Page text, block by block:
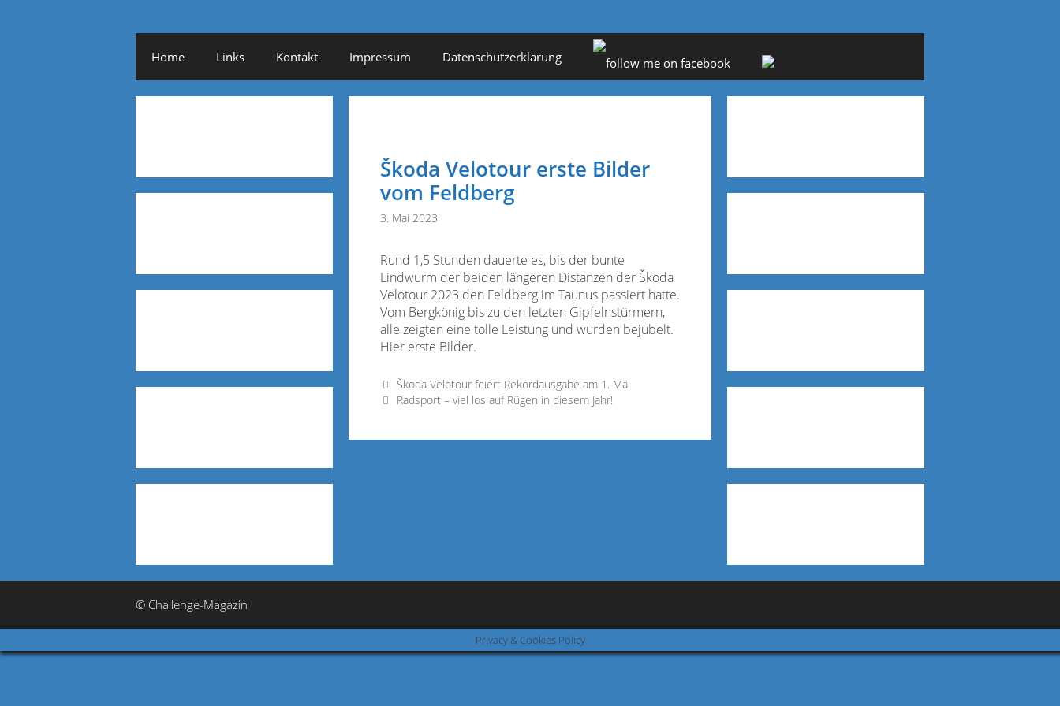
Home Links Kontakt Impressum Datenschutzerklärung
Škoda Velotour erste Bilder
vom Feldberg
3. Mai 2023
Rund 1,5 Stunden dauerte es, bis der bunte
Lindwurm der beiden längeren Distanzen der Škoda
Velotour 2023 den Feldberg im Taunus passiert hatte.
Vom Bergkönig bis zu den letzten Gipfelnstürmern,
alle zeigten eine tolle Leistung und wurden bejubelt.
Hier erste Bilder.
Škoda Velotour feiert Rekordausgabe am 1. Mai
Radsport – viel los auf Rügen in diesem Jahr!
© Challenge-Magazin
Privacy & Cookies Policy